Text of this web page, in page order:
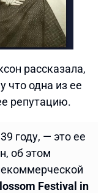
рассказала,
что одна из ее
репутацию.
году, — это ее
об этом
Festival in